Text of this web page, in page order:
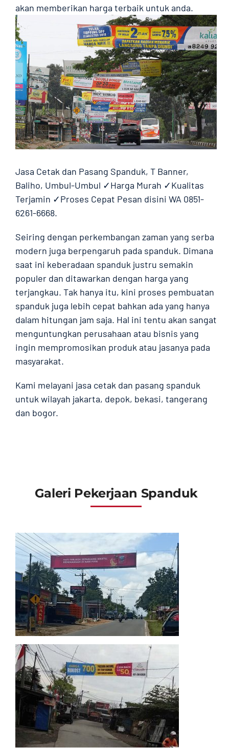
Jasa Cetak dan Pasang Spanduk, T Banner,
Baliho, Umbul-Umbul ✓Harga Murah ✓Kualitas
Terjamin ✓Proses Cepat Pesan disini WA 0851-
6261-6668.
Seiring dengan perkembangan zaman yang serba
modern juga berpengaruh pada spanduk. Dimana
saat ini keberadaan spanduk justru semakin
populer dan ditawarkan dengan harga yang
terjangkau. Tak hanya itu, kini proses pembuatan
spanduk juga lebih cepat bahkan ada yang hanya
dalam hitungan jam saja. Hal ini tentu akan sangat
menguntungkan perusahaan atau bisnis yang
ingin mempromosikan produk atau jasanya pada
masyarakat.
Kami melayani jasa cetak dan pasang spanduk
untuk wilayah jakarta, depok, bekasi, tangerang
dan bogor.
akan memberikan harga terbaik untuk anda.
Galeri Pekerjaan Spanduk